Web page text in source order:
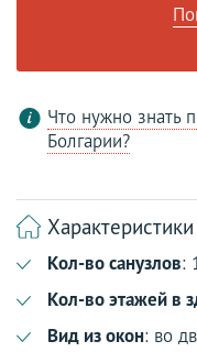
Что нужно знать
Болгарии?
Кол-во санузлов:
Кол-во этажей в
Вид из окон: во